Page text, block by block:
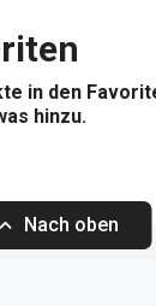
in den
hinzu.
Nach oben